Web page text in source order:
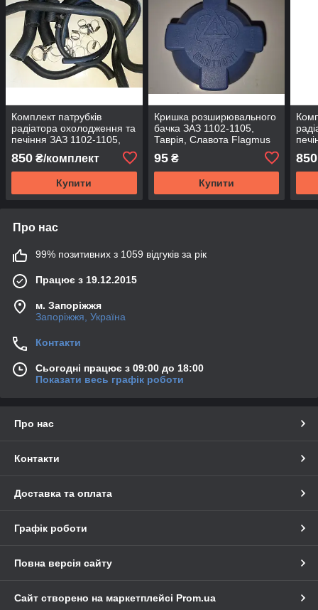
Комплект патрубків
радіатора охолодження та
печіння ЗАЗ 1102-1105,
Таврія, Славота Україна
850 ₴/комплект
Купити
Кришка розширювального
бачка ЗАЗ 1102-1105,
Таврія, Славота Flagmus
95₴
Купити
850
Про нас
99% позитивних з 1059 відгуків за рік
Працює з 19.12.2015
м. Запоріжжя
Запоріжжя, Україна
Контакти
Сьогодні працює з 09:00 до 18:00
Показати весь графік роботи
Про нас
Контакти
Доставка та оплата
Графік роботи
Повна версія сайту
Сайт створено на маркетплейсі Prom.ua